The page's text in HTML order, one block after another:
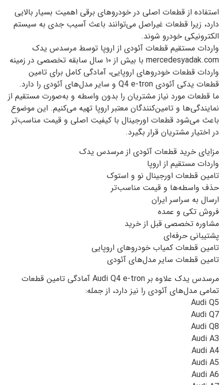
استفاده از قطعات اصلی در خودروهای برقی اهمیت بسیار بالایی
دارد، زیرا قطعات غیراصل می‌توانند باعث آسیب جدی به سیستم
الکترونیکی خودرو شوند.
واردات مستقیم قطعات آئودی از اروپا توسط مرسدس یدک
mercedesyadak.com⁠ با بیش از ۱۰ سال سابقه تخصصی در زمینه
واردات قطعات خودروهای اروپایی، آمادگی کامل برای تامین
قطعات یدکی آئودی Q4 e-tron و سایر مدل‌های آئودی را دارد.
ما قطعات مورد نیاز مشتریان را بدون واسطه و به‌صورت مستقیم از
نمایندگی‌ها و تامین‌کنندگان معتبر اروپا تهیه می‌کنیم. این موضوع
باعث می‌شود قطعات اورجینال با کیفیت اصلی و قیمت مناسب‌تر
در اختیار مشتریان قرار بگیرد.
مزایای خرید قطعات آئودی از مرسدس یدک
واردات مستقیم از اروپا
تامین قطعات اورجینال نو و استوک
حذف واسطه‌ها و قیمت مناسب‌تر
ارسال به سراسر ایران
فروش تکی و عمده
مشاوره تخصصی قبل از خرید
پشتیبانی حرفه‌ای
تامین قطعات کمیاب خودروهای اروپایی
تامین قطعات سایر مدل‌های آئودی
مرسدس یدک علاوه بر Audi Q4 e-tron آمادگی تامین قطعات
تمامی مدل‌های آئودی را نیز دارد، از جمله:
Audi Q5
Audi Q7
Audi Q8
Audi A3
Audi A4
Audi A5
Audi A6